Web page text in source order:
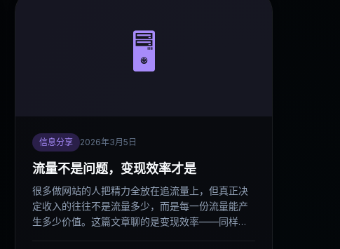
🖥️
信息分享 2026年3月5日
流量不是问题，变现效率才是
很多做网站的人把精力全放在追流量上，但真正决
定收入的往往不是流量多少，而是每一份流量能产
生多少价值。这篇文章聊的是变现效率——同样的